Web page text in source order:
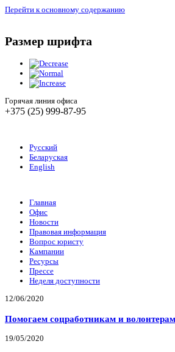
Перейти к основному содержанию
Размер шрифта
Горячая линия офиса
+375 (25) 999-87-95
Русский
Беларуская
English
Главная
Офис
Новости
Правовая информация
Вопрос юристу
Кампании
Ресурсы
Прессе
Неделя доступности
12/06/2020
Помогаем соцработникам и
19/05/2020